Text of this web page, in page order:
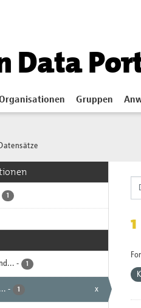
Data
Gruppen
Datensätze
1
- 1
- 1 x